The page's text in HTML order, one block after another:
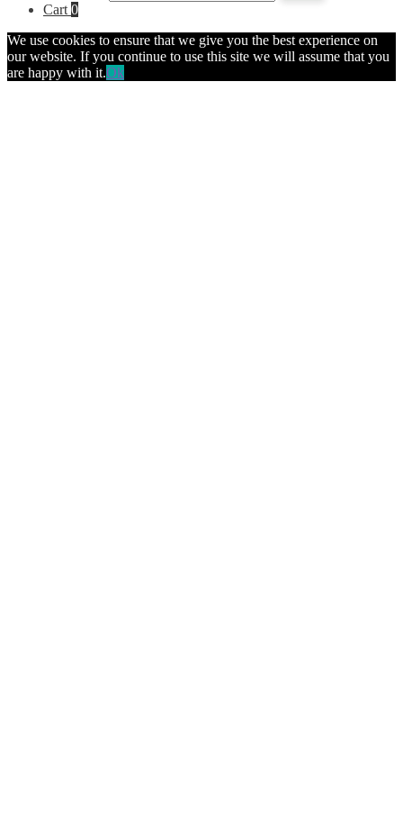
Cart 0
We use cookies to ensure that we give you the best experience on
our website. If you continue to use this site we will assume that you
are happy with it.Ok